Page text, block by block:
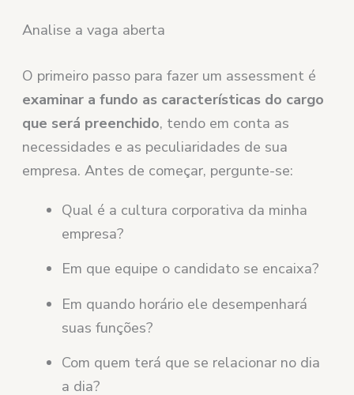
Analise a vaga aberta
O primeiro passo para fazer um assessment é
examinar a fundo as características do cargo
que será preenchido, tendo em conta as
necessidades e as peculiaridades de sua
empresa. Antes de começar, pergunte-se:
Qual é a cultura corporativa da minha
empresa?
Em que equipe o candidato se encaixa?
Em quando horário ele desempenhará
suas funções?
Com quem terá que se relacionar no dia
a dia?